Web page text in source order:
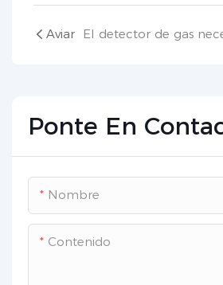
Aviar
Ponte En
Nombre
Contenido